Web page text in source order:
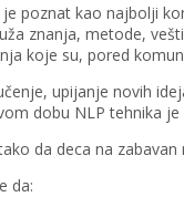
poznat kao najbolji
znanja, metode,
koje su, pored
upijanje novih
dobu NLP tehnika je
da deca na
da: